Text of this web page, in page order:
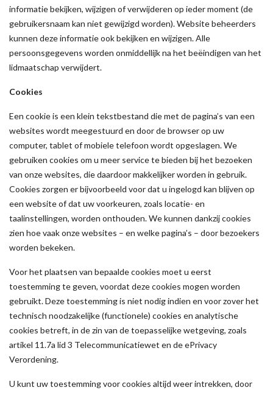
informatie bekijken, wijzigen of verwijderen op ieder moment (de
gebruikersnaam kan niet gewijzigd worden). Website beheerders
kunnen deze informatie ook bekijken en wijzigen. Alle
persoonsgegevens worden onmiddellijk na het beëindigen van het
lidmaatschap verwijdert.
Cookies
Een cookie is een klein tekstbestand die met de pagina’s van een
websites wordt meegestuurd en door de browser op uw
computer, tablet of mobiele telefoon wordt opgeslagen. We
gebruiken cookies om u meer service te bieden bij het bezoeken
van onze websites, die daardoor makkelijker worden in gebruik.
Cookies zorgen er bijvoorbeeld voor dat u ingelogd kan blijven op
een website of dat uw voorkeuren, zoals locatie- en
taalinstellingen, worden onthouden. We kunnen dankzij cookies
zien hoe vaak onze websites – en welke pagina’s – door bezoekers
worden bekeken.
Voor het plaatsen van bepaalde cookies moet u eerst
toestemming te geven, voordat deze cookies mogen worden
gebruikt. Deze toestemming is niet nodig indien en voor zover het
technisch noodzakelijke (functionele) cookies en analytische
cookies betreft, in de zin van de toepasselijke wetgeving, zoals
artikel 11.7a lid 3 Telecommunicatiewet en de ePrivacy
Verordening.
U kunt uw toestemming voor cookies altijd weer intrekken, door